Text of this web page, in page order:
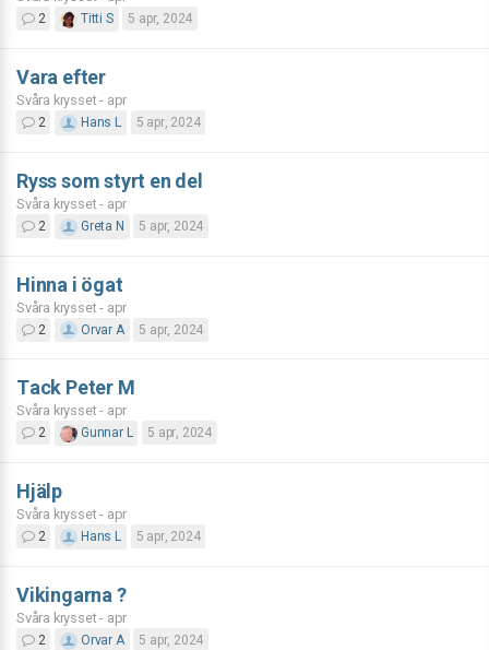
2 Titti S 5 apr, 2024
Vara efter
Svåra krysset - apr
2 Hans L 5 apr, 2024
Ryss som styrt en del
Svåra krysset - apr
2 Greta N 5 apr, 2024
Hinna i ögat
Svåra krysset - apr
2 Orvar A 5 apr, 2024
Tack Peter M
Svåra krysset - apr
2 Gunnar L 5 apr, 2024
Hjälp
Svåra krysset - apr
2 Hans L 5 apr, 2024
Vikingarna ?
Svåra krysset - apr
2 Orvar A 5 apr, 2024